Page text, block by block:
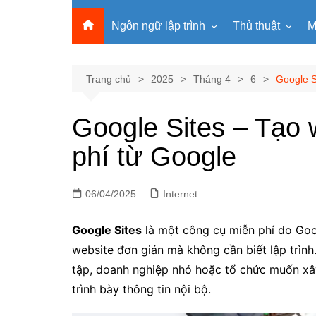
Ngôn ngữ lập trình
Lập trình C
Lập trình C++
Lập trình Scratch
Lập trình Web
Thủ thuật
Windows
Internet
Trang chủ 2025 Tháng 4 6 Google
Google Sites – Tạo
phí từ Google
06/04/2025 Internet
Google Sites là một công cụ miễn phí do
website đơn giản mà không cần biết lập
tập, doanh nghiệp nhỏ hoặc tổ chức muốn
trình bày thông tin nội bộ.